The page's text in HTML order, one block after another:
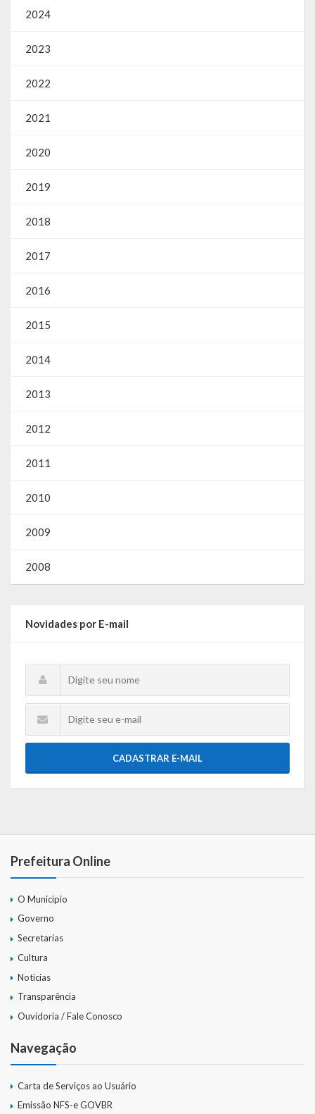
2024
2023
2022
2021
2020
2019
2018
2017
2016
2015
2014
2013
2012
2011
2010
2009
2008
Novidades por E-mail
CADASTRAR E-MAIL
Prefeitura Online
O Município
Governo
Secretarias
Cultura
Notícias
Transparência
Ouvidoria / Fale Conosco
Navegação
Carta de Serviços ao Usuário
Emissão NFS-e GOVBR